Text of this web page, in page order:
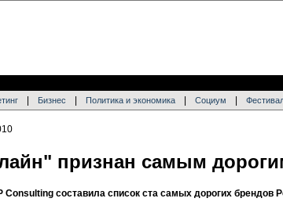
Бизнес Политика и экономика Социум
признан самым
Consulting составила список ста самых дорогих брендов